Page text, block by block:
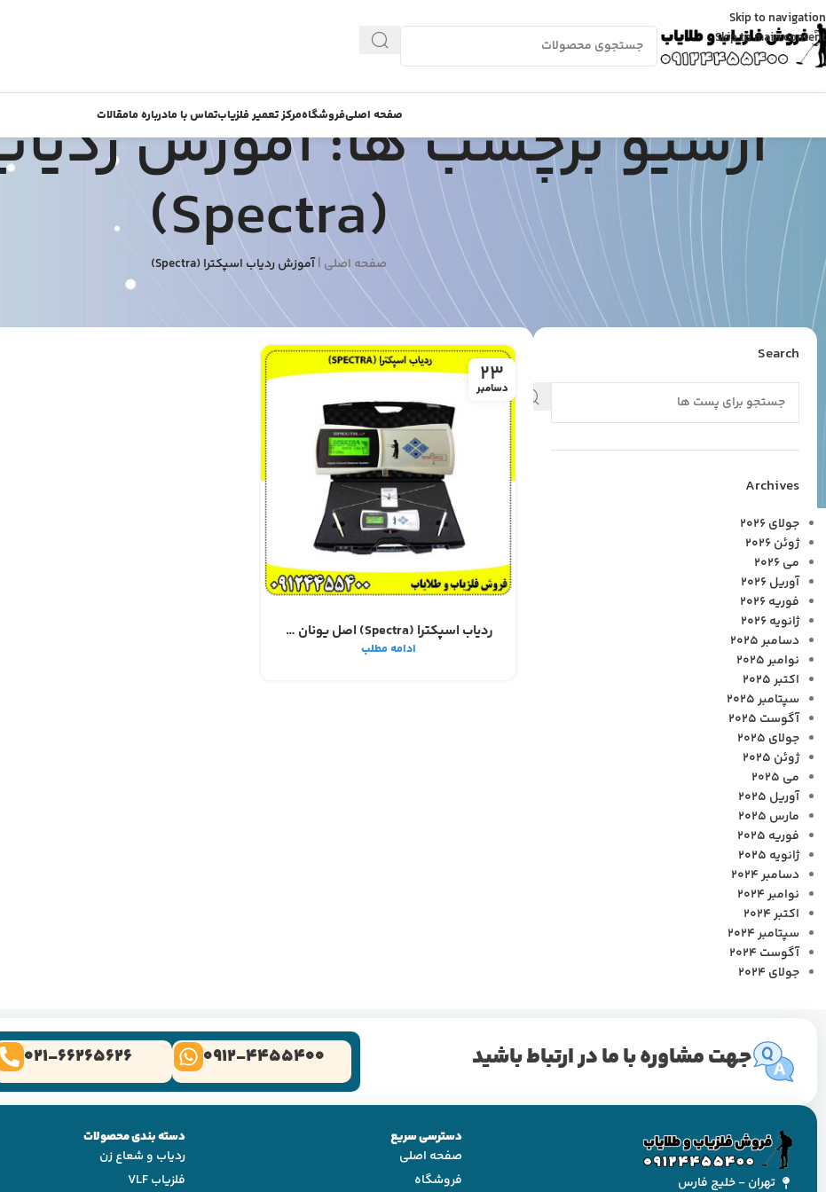
Skip to navigation
Skip to main content
صفحه اصلیفروشگاهمرکز تعمیر فلزیابتماس با مادرباره مامقالات آرشیو برچسب ها: آموزش
(Spectra)
صفحه اصلی |آموزش ردیاب اسپکترا (Spectra)
Search
Archives
جولای 2026
ژوئن 2026
می 2026
آوریل 2026
فوریه 2026
ژانویه 2026
دسامبر 2025
نوامبر 2025
اکتبر 2025
سپتامبر 2025
آگوست 2025
جولای 2025
ژوئن 2025
می 2025
آوریل 2025
مارس 2025
فوریه 2025
ژانویه 2025
دسامبر 2024
نوامبر 2024
اکتبر 2024
سپتامبر 2024
آگوست 2024
جولای 2024
23
دسامبر
ردیاب اسپکترا (Spectra) اصل یونان | دقیق‌ترین شعاع‌زن فرکانسی بازار
ادامه مطلب
جهت مشاوره با ما در ارتباط باشید 0912-4455400
021-66265626
تهران - خلیج فارس
دسترسی سریع
صفحه اصلی
فروشگاه
دسته بندی محصولات
ردیاب و شعاع زن
فلزیاب VLF